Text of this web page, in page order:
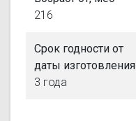
216
Срок годности от
даты изготовления
3 года